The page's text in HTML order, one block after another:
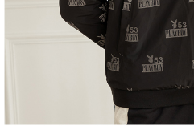
時審查核予不同之上限額度；若仍有額
請求用戶進行身份認證。
５．嚴禁一人註冊多個帳號或使用他人
恩沛科技股份有限公司將有權停止該用
宅配_離島
每筆NT$100